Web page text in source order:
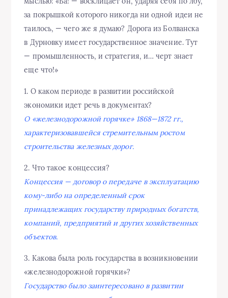
за покрышкой которого никогда ни одной идеи не
таилось, — чего же я думаю? Дорога из Болванска
в Дурновку имеет государственное значение. Тут
— промышленность, и стратегия, и… черт знает
еще что!»
1. О каком периоде в развитии российской
экономики идет речь в документах?
О «железнодорожной горячке» 1868—1872 гг.,
характеризовавшейся стремительным ростом
строительства железных дорог.
2. Что такое концессия?
Концессия — договор о передаче в эксплуатацию
кому-либо на определенный срок
принадлежащих государству природных богатств,
компаний, предприятий и других хозяйственных
объектов.
3. Какова была роль государства в возникновении
«железнодорожной горячки»?
Государство было заинтересовано в развитии